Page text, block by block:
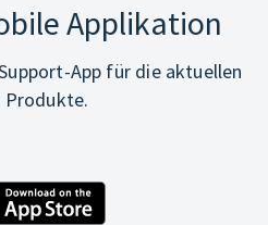
Applikation
App für die aktuellen
Produkte.